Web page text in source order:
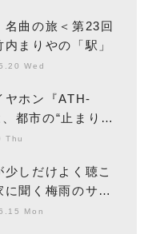
名曲の旅＜第23回
まりやの「駅」
Wed
ヤホン『ATH-
都市の“止まり
ンガーソングライ
Thu
しだけよく聴こ
聞く梅雨のサウ
Mon